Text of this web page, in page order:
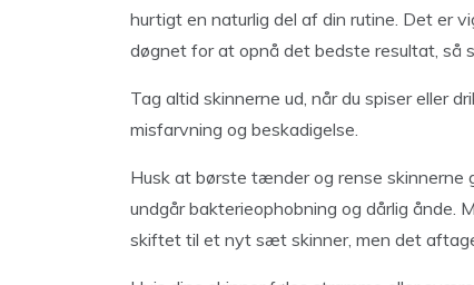
hurtigt en naturlig del af din rutine. Det er
døgnet for at opnå det bedste resultat, så
Tag altid skinnerne ud, når du spiser eller
misfarvning og beskadigelse.
Husk at børste tænder og rense skinnerne
undgår bakterieophobning og dårlig ånde.
skiftet til et nyt sæt skinner, men det